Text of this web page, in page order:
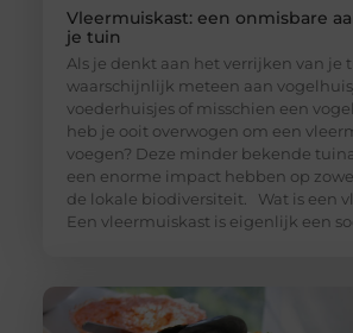
Vleermuiskast: een onmisbare
je tuin
Als je denkt aan het verrijken van je
waarschijnlijk meteen aan
voederhuisjes of misschien een
heb je ooit overwogen om een
voegen? Deze minder bekende
een enorme impact hebben op
de lokale biodiversiteit. Wat is een
Een vleermuiskast is eigenlijk een